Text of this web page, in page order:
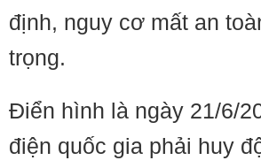
định, nguy cơ mất an
trọng.
Điển hình là ngày 21/6/
điện quốc gia phải huy